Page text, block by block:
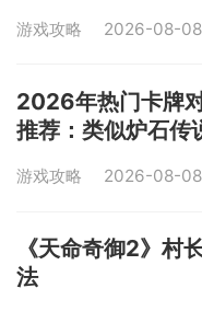
游戏攻略 2026-08-08
2026年热门卡牌
推荐：类似炉石传
游戏攻略 2026-08-08
《天命奇御2》村
法